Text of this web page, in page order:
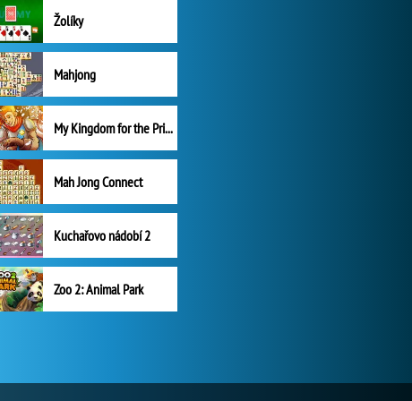
Žolíky
Mahjong
My Kingdom for the Princess Plná verze
Mah Jong Connect
Kuchařovo nádobí 2
Zoo 2: Animal Park